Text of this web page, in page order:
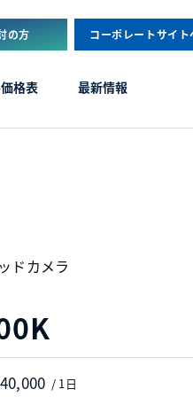
の方 コーポレートサイト
格表 最新情報
ドカメラ
/ 1日